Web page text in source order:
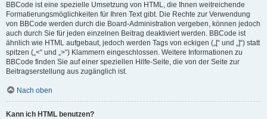
BBCode ist eine spezielle Umsetzung von HTML, die Ihnen weitreichende
Formatierungsmöglichkeiten für Ihren Text gibt. Die Rechte zur Verwendung
von BBCode werden durch die Board-Administration vergeben, können jedoch
auch durch Sie für jeden einzelnen Beitrag deaktiviert werden. BBCode ist
ähnlich wie HTML aufgebaut, jedoch werden Tags von eckigen („[“ und „]“) statt
spitzen („<“ und „>“) Klammern eingeschlossen. Weitere Informationen zu
BBCode finden Sie auf einer speziellen Hilfe-Seite, die von der Seite zur
Beitragserstellung aus zugänglich ist.
Nach oben
Kann ich HTML benutzen?